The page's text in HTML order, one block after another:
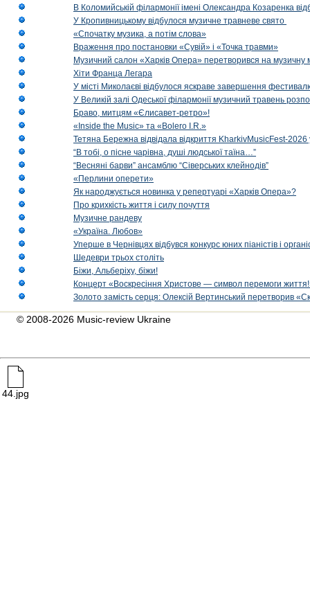
В Коломийській філармонії імені Олександра Козаренка
У Кропивницькому відбулося музичне травневе свято
«Спочатку музика, а потім слова»
Враження про постановки «Сувій» і «Точка травми»
Музичний салон «Харків Опера» перетворився на музичну
Хіти Франца Легара
У місті Миколаєві відбулося яскраве завершення
У Великій залі Одеської філармонії музичний травень
Браво, митцям «Єлисавет-ретро»!
«Inside the Music» та «Bolero I.R.»
Тетяна Бережна відвідала відкриття KharkivMusicFest-2026
“В тобі, о пісне чарівна, душі людської таїна…”
“Весняні барви” ансамблю “Сіверських клейнодів”
«Перлини оперети»
Як народжується новинка у репертуарі «Харків Опера»?
Про крихкість життя і силу почуття
Музичне рандеву
«Україна. Любов»
Уперше в Чернівцях відбувся конкурс юних піаністів і
Шедеври трьох століть
Біжи, Альберіху, біжи!
Концерт «Воскресіння Христове — символ перемоги
Золото замість серця: Олексій Вертинський перетворив
© 2008-2026 Music-review Ukraine
44.jpg